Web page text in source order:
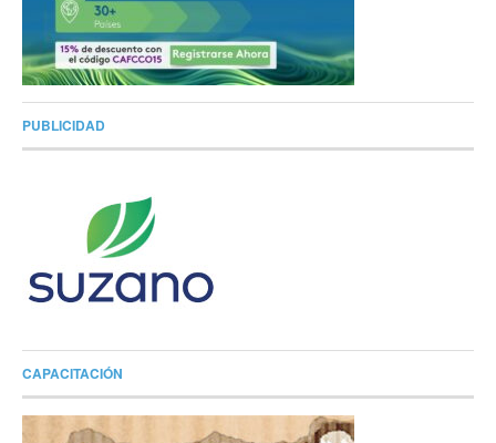
PUBLICIDAD
CAPACITACIÓN